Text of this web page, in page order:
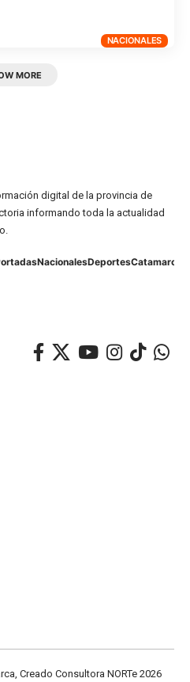
NACIONALES
MORE
digital de la provincia de
informando toda la actualidad
NacionalesDeportesCatamarca
Creado Consultora NORTe 2026